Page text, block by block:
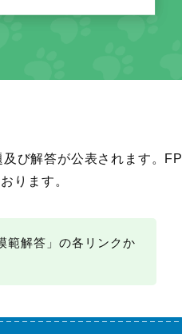
び解答が公表されます。FP
ります。
範解答」の各リンクか